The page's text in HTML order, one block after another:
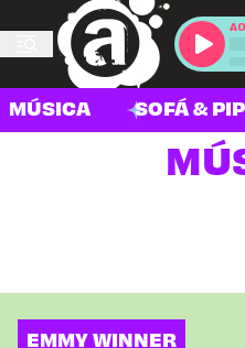
MÚSICA SOFÁ &
EMMY WINNER